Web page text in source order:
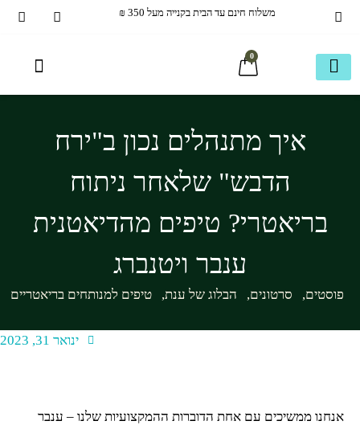
משלוח חינם עד הבית בקנייה מעל 350 ₪
0
איך מתנהלים נכון ב"ירח
הדבש" שלאחר ניתוח
בריאטרי? טיפים מהדיאטנית
ענבר ויטנברג
פוסטים, סרטונים, הבלוג של ענת, טיפים למנותחים בריאטריים
ינואר 31, 2023
אנחנו ממשיכים עם אחת הדוברות ההמקצועיות שלנו – ענבר